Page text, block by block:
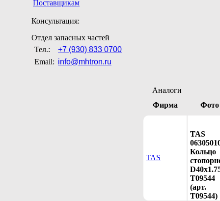
Поставщикам
Консультация:
Отдел запасных частей
Тел.:
+7 (930) 833 0700
Email: info@mhtron.ru
Аналоги
Фирма
Фото
TAS
TAS
Кольцо
T09544
(арт.
T09544)